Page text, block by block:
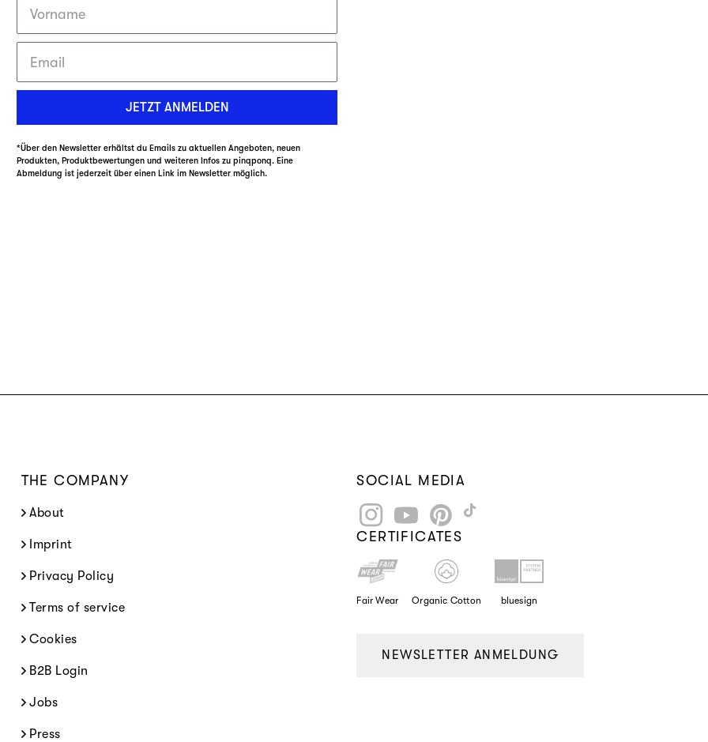
JETZT ANMELDEN
*Über den Newsletter erhältst du Emails zu aktuellen Angeboten, neuen
Produkten, Produktbewertungen und weiteren Infos zu pinqponq. Eine
Abmeldung ist jederzeit über einen Link im Newsletter möglich.
THE COMPANY
About
Imprint
Privacy Policy
Terms of service
Cookies
B2B Login
Jobs
Press
SOCIAL MEDIA
InstagramYouTubePinterestTikTok
CERTIFICATES
Fair Wear Organic Cotton bluesign
NEWSLETTER ANMELDUNG